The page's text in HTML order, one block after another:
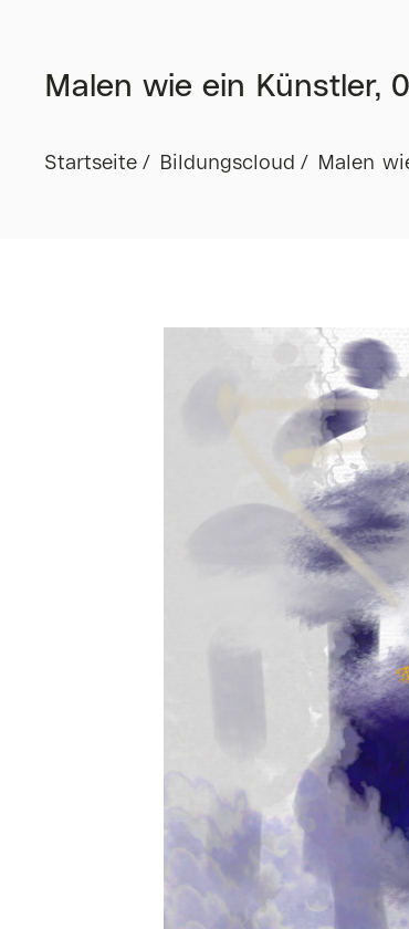
Malen wie ein Künstler,
Startseite Bildungscloud Malen